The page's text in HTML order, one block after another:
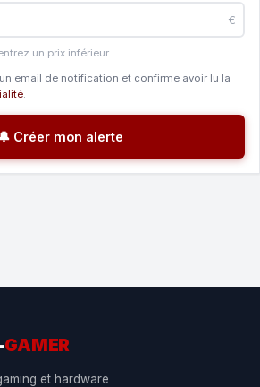
€
un prix inférieur
email de notification et confirme avoir lu la
Créer mon alerte
GAMER
et hardware